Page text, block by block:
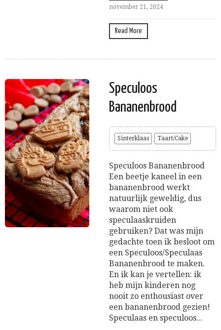
november 21, 2024
Read More
Speculoos
Bananenbrood
Sinterklaas Taart/Cake
Speculoos Bananenbrood
Een beetje kaneel in een
bananenbrood werkt
natuurlijk geweldig, dus
waarom niet ook
speculaaskruiden
gebruiken? Dat was mijn
gedachte toen ik besloot om
een Speculoos/Speculaas
Bananenbrood te maken.
En ik kan je vertellen: ik
heb mijn kinderen nog
nooit zo enthousiast over
een bananenbrood gezien!
Speculaas en speculoos...